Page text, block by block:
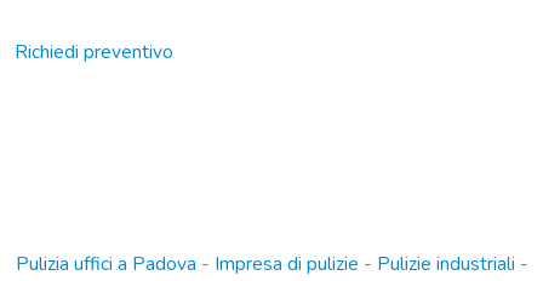
Richiedi preventivo
Pulizia uffici a Padova - Impresa di pulizie - Pulizie industriali -